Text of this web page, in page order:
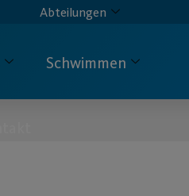
Abteilungen
Schwimmen